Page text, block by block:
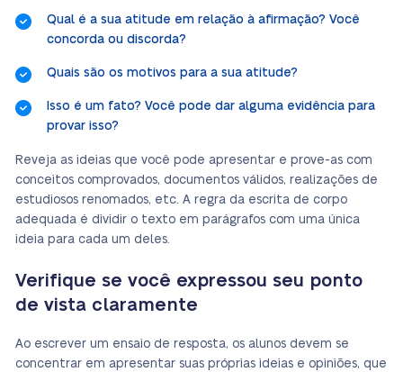
Qual é a sua atitude em relação à afirmação? Você
concorda ou discorda?
Quais são os motivos para a sua atitude?
Isso é um fato? Você pode dar alguma evidência para
provar isso?
Reveja as ideias que você pode apresentar e prove-as com
conceitos comprovados, documentos válidos, realizações de
estudiosos renomados, etc. A regra da escrita de corpo
adequada é dividir o texto em parágrafos com uma única
ideia para cada um deles.
Verifique se você expressou seu ponto
de vista claramente
Ao escrever um ensaio de resposta, os alunos devem se
concentrar em apresentar suas próprias ideias e opiniões, que